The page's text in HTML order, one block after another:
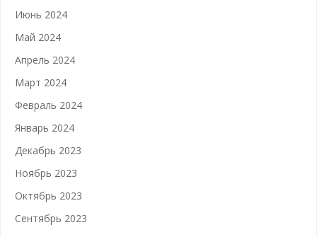
Июнь 2024
Май 2024
Апрель 2024
Март 2024
Февраль 2024
Январь 2024
Декабрь 2023
Ноябрь 2023
Октябрь 2023
Сентябрь 2023